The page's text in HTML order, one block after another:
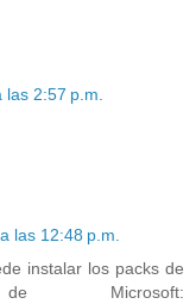
las 2:57 p.m.
las 12:48 p.m.
instalar los packs de
Microsoft: